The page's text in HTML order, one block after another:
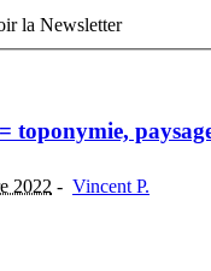
la Newsletter
toponymie,
2022 - Vincent P.